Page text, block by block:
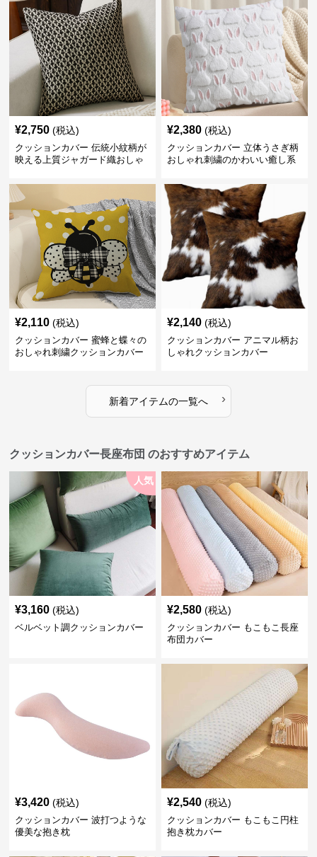
¥2,750 (税込)
クッションカバー 伝統小紋柄が
映える上質ジャガード織おしゃ
¥2,380 (税込)
クッションカバー 立体うさぎ柄
おしゃれ刺繍のかわいい癒し系
¥2,110 (税込)
クッションカバー 蜜蜂と蝶々の
おしゃれ刺繍クッションカバー
¥2,140 (税込)
クッションカバー アニマル柄お
しゃれクッションカバー
新着アイテムの一覧へ ›
クッションカバー長座布団 のおすすめアイテム
人気
¥3,160 (税込)
ベルベット調クッションカバー
¥2,580 (税込)
クッションカバー もこもこ長座
布団カバー
¥3,420 (税込)
クッションカバー 波打つような
優美な抱き枕
¥2,540 (税込)
クッションカバー もこもこ円柱
抱き枕カバー